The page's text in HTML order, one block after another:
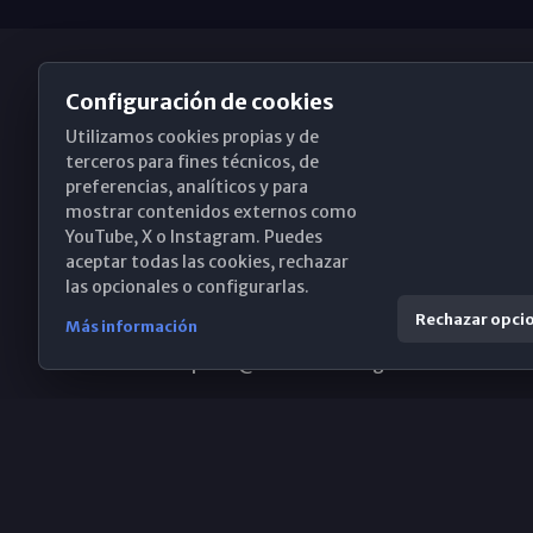
Obispado de Málaga
Santa María, 18-20. 29015 Málaga
(+34) 952 224 386
Configuración de cookies
Utilizamos cookies propias y de
terceros para fines técnicos, de
preferencias, analíticos y para
mostrar contenidos externos como
YouTube, X o Instagram. Puedes
aceptar todas las cookies, rechazar
las opcionales o configurarlas.
Más información Rechazar